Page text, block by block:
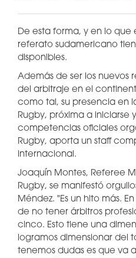
De esta forma, y en lo que
referato sudamericano
disponibles.
Además de ser los nuevos
del arbitraje en el
como tal, su presencia en
Rugby, próxima a iniciarse
competencias oficiales
Rugby, aporta un staff
internacional.
Joaquín Montes, Referee
Rugby, se manifestó
Méndez. "Es un hito más.
de no tener árbitros
cinco. Esto tiene una
logramos dimensionar del
tenemos dudas es que va